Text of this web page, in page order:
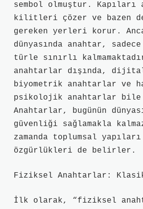
sembol olmuştur. Kapıları
kilitleri çözer ve bazen de
gereken yerleri korur.
dünyasında anahtar,
türle sınırlı
anahtarlar dışında,
biyometrik anahtarlar ve
psikolojik anahtarlar bile
Anahtarlar, bugünün
güvenliği sağlamakla
zamanda toplumsal
özgürlükleri de belirler.
Fiziksel Anahtarlar:
İlk olarak, “fiziksel